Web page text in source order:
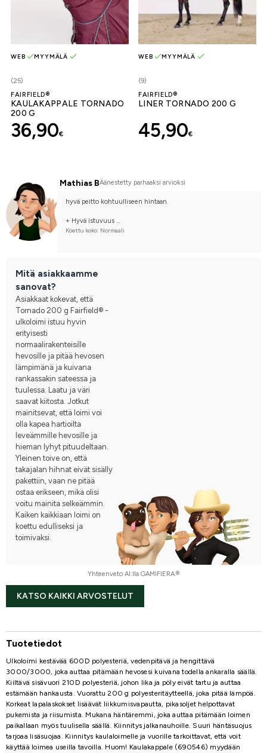
(25)
WEB MYYMÄLÄ
FAIRFIELD®
KAULAKAPPALE TORNADO
200 G
36,90€
(9)
WEB MYYMÄLÄ
FAIRFIELD®
LINER TORNADO 200 G
45,90€
Mathias BÄänestetty parhaaksi arvioksi
hyvä peitto kohtuulliseen hintaan.
+ Hyvä istuvuus
+ pitää hyvin lämpöä
Koettu koko: Normaali
Mitä asiakkaamme
sanovat?
Asiakkaat kokevat, että
Tornado 200 g Fairfield® -
ulkoloimi istuu hyvin
erityisesti
normaalirakenteisille
hevosille ja pitää hevosen
lämpimänä ja kuivana
rankassakin sateessa ja
tuulessa. Laatu ja väri
saavat kiitosta. Jotkut
mainitsevat, että loimi voi
olla kapea hartioilta
leveämmille hevosille ja
hieman lyhyt pituudeltaan.
Yleinen toive on, että
takajalan hihnat eivät sisälly
pakettiin, vaan ne pitää
ostaa erikseen, mikä olisi
voitu mainita selkeämmin.
Kaiken kaikkiaan loimi on
koettu edulliseksi ja
toimivaksi.
Yhteenveto AI:lla GAMIFIERA.®
KATSO KAIKKI ARVOSTELUT
Tuotetiedot
Ulkoloimi kestävää 600D polyesteriä, vedenpitävä ja hengittävä
3000/3000, joka auttaa pitämään hevosesi kuivana todella ankaralla säällä.
Kiiltävä sisävuori 210D polyesteriä, johon lika ja pöly eivät tartu ja auttaa
estämään hankausta. Vuorattu 200 g polyesteritäytteellä, joka pitää lämpöä.
Korkeat lapalaskokset lisäävät liikkumisvapautta, pikasoljet helpottavat
pukemista ja riisumista. Mukana häntäremmi, joka auttaa pitämään loimen
paikallaan myös tuulisella säällä. Kiinnitys jalkanauhoille. Suuri häntäsuojus
tarjoaa lisäsuojaa. Kiinnitys kaulaloimelle ja vuorille tarkoittavat, että voit
käyttää loimea useilla tavoilla. Huom! Kaulakappale (690546) myydään